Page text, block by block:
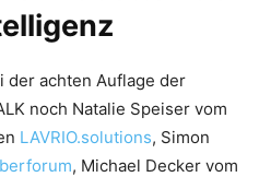
achten Auflage der
noch Natalie Speiser vom
LAVRIO.solutions, Simon
, Michael Decker vom